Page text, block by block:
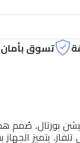
تسوق بأمان